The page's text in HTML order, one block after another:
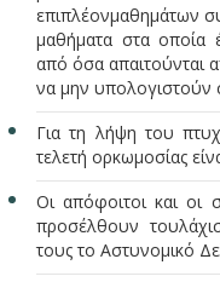
επιπλέονμαθημάτων
μαθήματα στα οποία
από όσα
να μην υπολογιστούν
Για τη λήψη του
τελετή ορκωμοσίας
Οι απόφοιτοι και οι
προσέλθουν
τους το Αστυνομικό